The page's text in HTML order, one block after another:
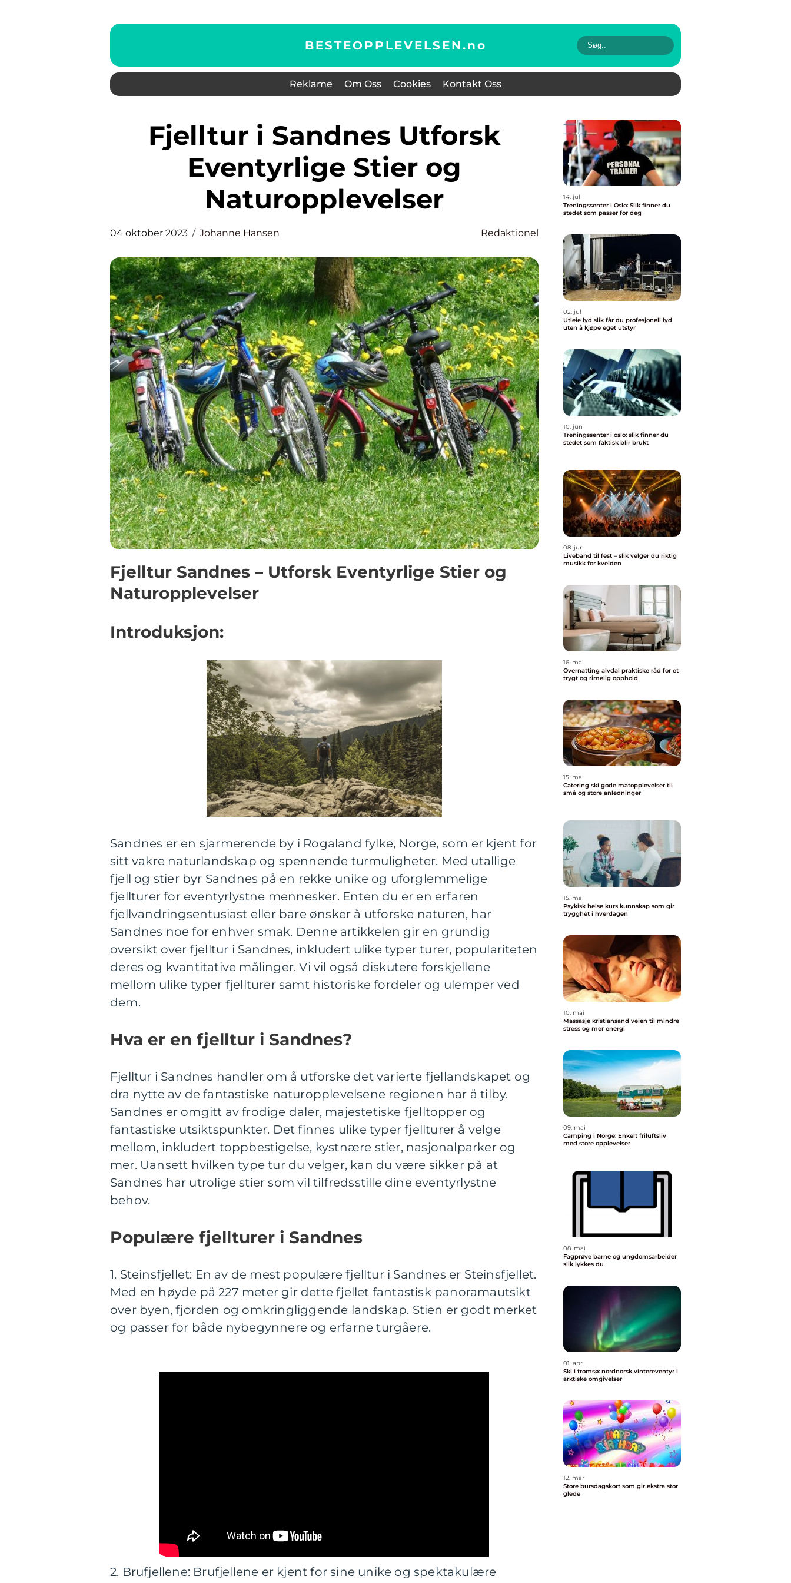
BESTEOPPLEVELSEN.no
Reklame Om Oss Cookies Kontakt Oss
Fjelltur i Sandnes Utforsk
Eventyrlige Stier og
Naturopplevelser
04 oktober 2023 Johanne Hansen Redaktionel
Fjelltur Sandnes – Utforsk Eventyrlige Stier og
Naturopplevelser
Introduksjon:
Sandnes er en sjarmerende by i Rogaland fylke, Norge, som er kjent for
sitt vakre naturlandskap og spennende turmuligheter. Med utallige
fjell og stier byr Sandnes på en rekke unike og uforglemmelige
fjellturer for eventyrlystne mennesker. Enten du er en erfaren
fjellvandringsentusiast eller bare ønsker å utforske naturen, har
Sandnes noe for enhver smak. Denne artikkelen gir en grundig
oversikt over fjelltur i Sandnes, inkludert ulike typer turer, populariteten
deres og kvantitative målinger. Vi vil også diskutere forskjellene
mellom ulike typer fjellturer samt historiske fordeler og ulemper ved
dem.
Hva er en fjelltur i Sandnes?
Fjelltur i Sandnes handler om å utforske det varierte fjellandskapet og
dra nytte av de fantastiske naturopplevelsene regionen har å tilby.
Sandnes er omgitt av frodige daler, majestetiske fjelltopper og
fantastiske utsiktspunkter. Det finnes ulike typer fjellturer å velge
mellom, inkludert toppbestigelse, kystnære stier, nasjonalparker og
mer. Uansett hvilken type tur du velger, kan du være sikker på at
Sandnes har utrolige stier som vil tilfredsstille dine eventyrlystne
behov.
Populære fjellturer i Sandnes
1. Steinsfjellet: En av de mest populære fjelltur i Sandnes er Steinsfjellet.
Med en høyde på 227 meter gir dette fjellet fantastisk panoramautsikt
over byen, fjorden og omkringliggende landskap. Stien er godt merket
og passer for både nybegynnere og erfarne turgåere.
2. Brufjellene: Brufjellene er kjent for sine unike og spektakulære
14. jul
Treningssenter i Oslo: Slik finner du
stedet som passer for deg
02. jul
Utleie lyd slik får du profesjonell lyd
uten å kjøpe eget utstyr
10. jun
Treningssenter i oslo: slik finner du
stedet som faktisk blir brukt
08. jun
Liveband til fest – slik velger du riktig
musikk for kvelden
16. mai
Overnatting alvdal praktiske råd for et
trygt og rimelig opphold
15. mai
Catering ski gode matopplevelser til
små og store anledninger
15. mai
Psykisk helse kurs kunnskap som gir
trygghet i hverdagen
10. mai
Massasje kristiansand veien til mindre
stress og mer energi
09. mai
Camping i Norge: Enkelt friluftsliv
med store opplevelser
08. mai
Fagprøve barne og ungdomsarbeider
slik lykkes du
01. apr
Ski i tromsø: nordnorsk vintereventyr i
arktiske omgivelser
12. mar
Store bursdagskort som gir ekstra stor
glede